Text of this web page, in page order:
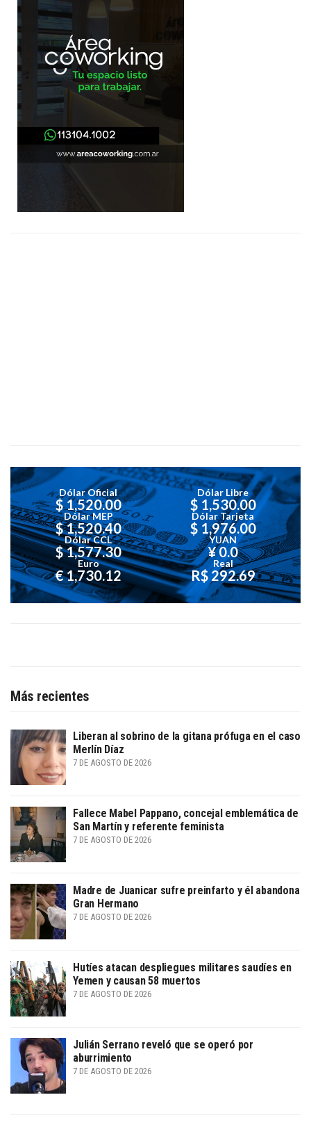
Dólar Oficial
$ 1,520.00
Dólar Libre
$ 1,530.00
Dólar MEP
$ 1,520.40
Dólar Tarjeta
$ 1,976.00
Dólar CCL
$ 1,577.30
YUAN
¥ 0.0
Euro
€ 1,730.12
Real
R$ 292.69
Más recientes
Liberan al sobrino de la gitana prófuga en el caso
Merlín Díaz
7 DE AGOSTO DE 2026
Fallece Mabel Pappano, concejal emblemática de
San Martín y referente feminista
7 DE AGOSTO DE 2026
Madre de Juanicar sufre preinfarto y él abandona
Gran Hermano
7 DE AGOSTO DE 2026
Hutíes atacan despliegues militares saudíes en
Yemen y causan 58 muertos
7 DE AGOSTO DE 2026
Julián Serrano reveló que se operó por
aburrimiento
7 DE AGOSTO DE 2026